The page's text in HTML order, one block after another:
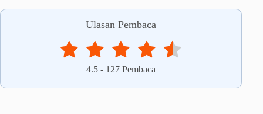
Ulasan Pembaca
4.5 - 127 Pembaca